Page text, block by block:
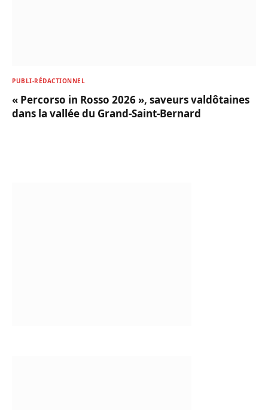
PUBLI-RÉDACTIONNEL
« Percorso in Rosso 2026 », saveurs valdôtaines
dans la vallée du Grand-Saint-Bernard